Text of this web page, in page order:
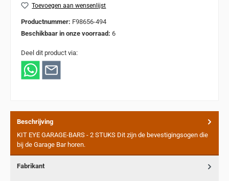
Toevoegen aan wensenlijst
Productnummer: F98656-494
Beschikbaar in onze voorraad: 6
Deel dit product via:
Beschrijving
KIT EYE GARAGE-BARS - 2 STUKS Dit zijn de bevestigingsogen die
bij de Garage Bar horen.
Fabrikant